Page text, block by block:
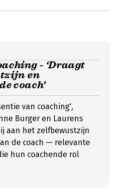
- ‘Draagt
en
coach’
van coaching',
Burger en Laurens
aan het zelfbewustzijn
de coach — relevante
hun coachende rol